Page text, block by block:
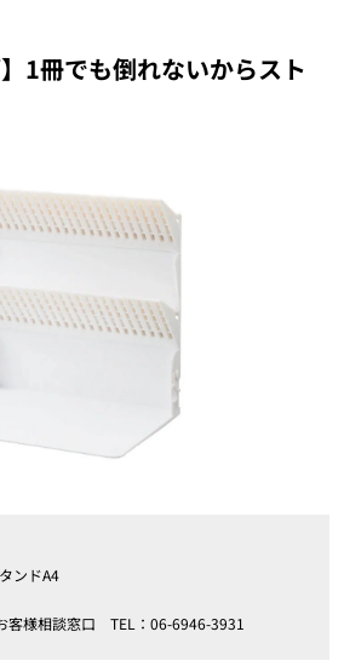
1冊でも倒れないからスト
ンドA4
客様相談窓口 TEL：06-6946-3931